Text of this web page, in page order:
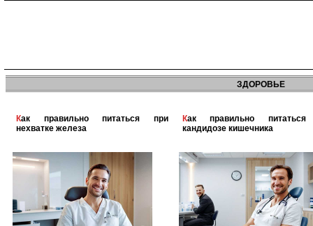
ЗДОРОВЬЕ
Как правильно питаться при
нехватке железа
Как правильно питаться при
кандидозе кишечника